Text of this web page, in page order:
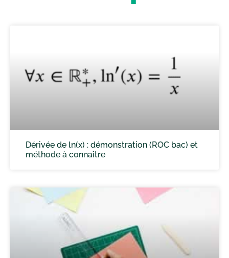
Dérivée de ln(x) : démonstration (ROC bac) et
méthode à connaître